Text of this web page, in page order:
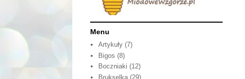
Menu
Artykuły (7)
Bigos (8)
Boczniaki (12)
Brukselka (29)